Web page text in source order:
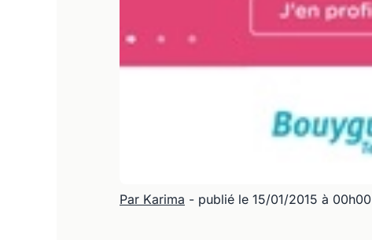
Par Karima - publié le 15/01/2015 à 00h00